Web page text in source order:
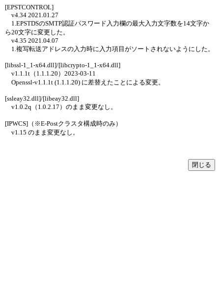
[EPSTCONTROL]
v4.34 2021.01.27
1.EPSTDSのSMTP認証パスワード入力欄の最大入力文字数を14文字か
ら20文字に変更した。
v4.35 2021.04.07
1.複写転送アドレスの入力時に入力項目がソートされないようにした。
[libssl-1_1-x64.dll]/[libcrypto-1_1-x64.dll]
v1.1.1t（1.1.1.20）2023-03-11
Openssl-v1.1.1t (1.1.1.20) に差替えたことによる変更。
[ssleay32.dll]/[libeay32.dll]
v1.0.2q（1.0.2.17）のまま変更なし。
[IPWCS]（※E-Postクラスタ構成時のみ）
v1.15 のまま変更なし。